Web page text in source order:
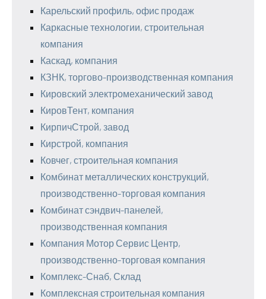
Карельский профиль, офис продаж
Каркасные технологии, строительная
компания
Каскад, компания
КЗНК, торгово-производственная компания
Кировский электромеханический завод
КировТент, компания
КирпичСтрой, завод
Кирстрой, компания
Ковчег, строительная компания
Комбинат металлических конструкций,
производственно-торговая компания
Комбинат сэндвич-панелей,
производственная компания
Компания Мотор Сервис Центр,
производственно-торговая компания
Комплекс-Снаб, Склад
Комплексная строительная компания